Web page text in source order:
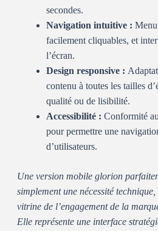
secondes.
Navigation intuitive :
facilement cliquables, et
l’écran.
Design responsive :
contenu à toutes les tailles
qualité ou de lisibilité.
Accessibilité :Conformité
pour permettre une
d’utilisateurs.
Une version mobile glorion
simplement une nécessité
vitrine de l’engagement de la
Elle représente une interface